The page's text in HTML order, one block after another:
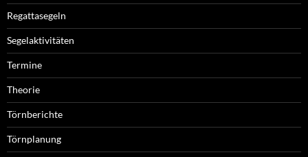
Regattasegeln
Segelaktivitäten
Termine
Theorie
Törnberichte
Törnplanung